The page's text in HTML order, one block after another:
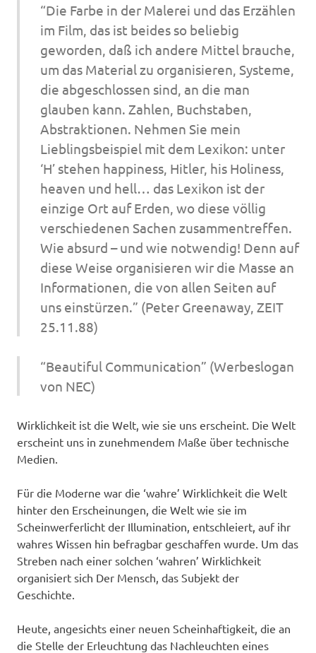
“Die Farbe in der Malerei und das Erzählen
im Film, das ist beides so beliebig
geworden, daß ich andere Mittel brauche,
um das Material zu organisieren, Systeme,
die abgeschlossen sind, an die man
glauben kann. Zahlen, Buchstaben,
Abstraktionen. Nehmen Sie mein
Lieblingsbeispiel mit dem Lexikon: unter
‘H’ stehen happiness, Hitler, his Holiness,
heaven und hell… das Lexikon ist der
einzige Ort auf Erden, wo diese völlig
verschiedenen Sachen zusammentreffen.
Wie absurd – und wie notwendig! Denn auf
diese Weise organisieren wir die Masse an
Informationen, die von allen Seiten auf
uns einstürzen.” (Peter Greenaway, ZEIT
25.11.88)
“Beautiful Communication” (Werbeslogan
von NEC)
Wirklichkeit ist die Welt, wie sie uns erscheint. Die Welt
erscheint uns in zunehmendem Maße über technische
Medien.
Für die Moderne war die ‘wahre’ Wirklichkeit die Welt
hinter den Erscheinungen, die Welt wie sie im
Scheinwerferlicht der Illumination, entschleiert, auf ihr
wahres Wissen hin befragbar geschaffen wurde. Um das
Streben nach einer solchen ‘wahren’ Wirklichkeit
organisiert sich Der Mensch, das Subjekt der
Geschichte.
Heute, angesichts einer neuen Scheinhaftigkeit, die an
die Stelle der Erleuchtung das Nachleuchten eines